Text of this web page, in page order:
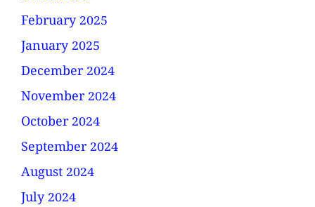
February 2025
January 2025
December 2024
November 2024
October 2024
September 2024
August 2024
July 2024